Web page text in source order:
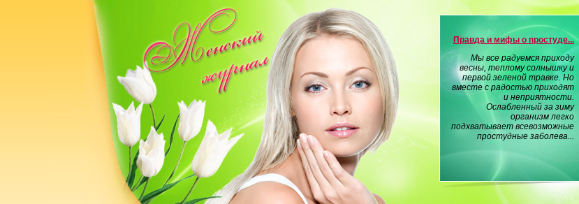
Правда и мифы о простуде...
Мы все радуемся приходу
весны, теплому солнышку и
первой зеленой травке. Но
вместе с радостью приходят
и неприятности.
Ослабленный за зиму
организм легко
подхватывает всевозможные
простудные заболева...